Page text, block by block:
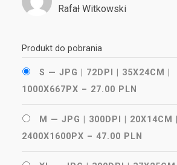
Rafał Witkowski
Produkt do pobrania
S — JPG | 72DPI | 35X24CM |
1000X667PX – 27.00 PLN
M — JPG | 300DPI | 20X14CM |
2400X1600PX – 47.00 PLN